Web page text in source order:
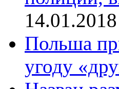
14.01.2018
Польша
угоду